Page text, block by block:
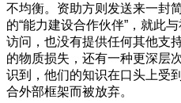
不均衡。资助方则发送来一封
的“能力建设合作伙伴”，就此
访问，也没有提供任何其他支
的物质损失，还有一种更深
识到，他们的知识在口头上受
合外部框架而被放弃。